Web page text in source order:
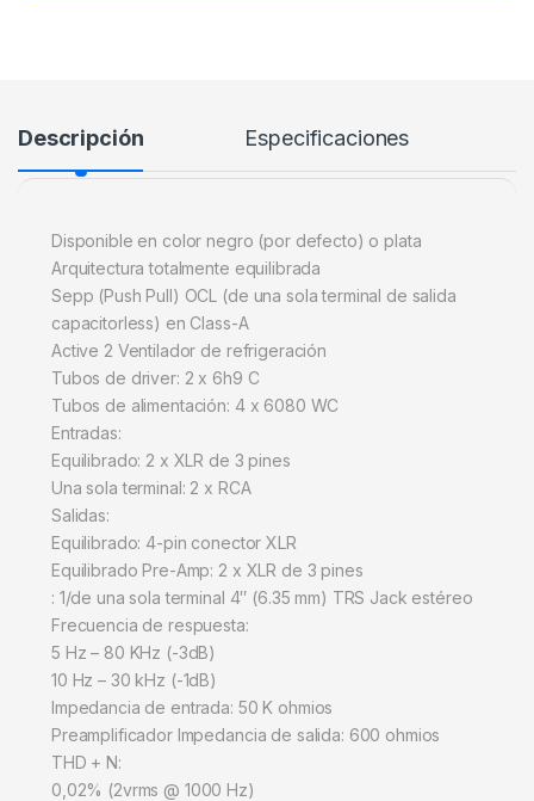
Descripción Especificaciones
Disponible en color negro (por defecto) o plata
Arquitectura totalmente equilibrada
Sepp (Push Pull) OCL (de una sola terminal de salida
capacitorless) en Class-A
Active 2 Ventilador de refrigeración
Tubos de driver: 2 x 6h9 C
Tubos de alimentación: 4 x 6080 WC
Entradas:
Equilibrado: 2 x XLR de 3 pines
Una sola terminal: 2 x RCA
Salidas:
Equilibrado: 4-pin conector XLR
Equilibrado Pre-Amp: 2 x XLR de 3 pines
: 1/de una sola terminal 4″ (6.35 mm) TRS Jack estéreo
Frecuencia de respuesta:
5 Hz – 80 KHz (-3dB)
10 Hz – 30 kHz (-1dB)
Impedancia de entrada: 50 K ohmios
Preamplificador Impedancia de salida: 600 ohmios
THD + N:
0,02% (2vrms @ 1000 Hz)